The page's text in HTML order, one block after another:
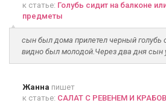
к статье: Голубь сидит на балконе
предметы
сын был дома прилетел черный голубь
видно был молодой.Через два дня сын
Жанна пишет
к статье: САЛАТ С РЕВЕНЕМ И